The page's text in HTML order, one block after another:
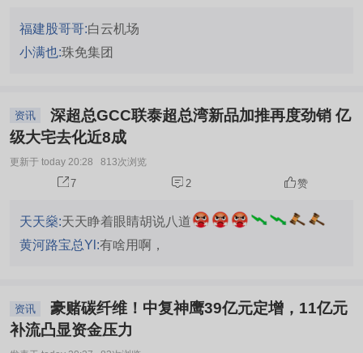
福建股哥哥:白云机场
小满也:珠免集团
资讯
深超总GCC联泰超总湾新品加推再度劲销 亿
级大宅去化近8成
更新于 today 20:28 813次浏览
7 2 赞
天天燊:天天睁着眼睛胡说八道
黄河路宝总Yl:有啥用啊，
资讯
豪赌碳纤维！中复神鹰39亿元定增，11亿元
补流凸显资金压力